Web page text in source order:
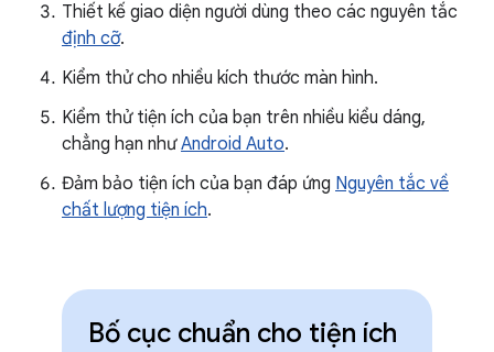
Thiết kế giao diện người dùng theo các nguyên tắc
định cỡ.
Kiểm thử cho nhiều kích thước màn hình.
Kiểm thử tiện ích của bạn trên nhiều kiểu dáng,
chẳng hạn nhưAndroid Auto.
Đảm bảo tiện ích của bạn đáp ứng Nguyên tắc về
chất lượng tiện ích.
Bố cục chuẩn cho tiện ích